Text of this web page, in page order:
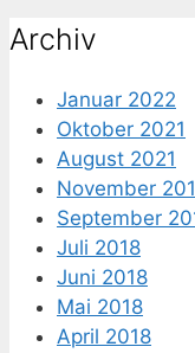
Archiv
Januar 2022
Oktober 2021
August 2021
November
September
Juli 2018
Juni 2018
Mai 2018
April 2018